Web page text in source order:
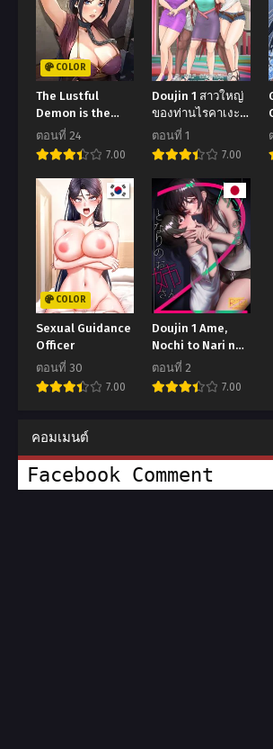
COLOR
The Lustful
Demon is the
King of Demons
ตอนที่ 24
7.00
Doujin 1 สาวใหญ่
ของท่านไรคาเงะ
MILF Complex
(Naruto)
[RaikageArt
Sichan]
ตอนที่ 1
7.00
COLOR
Sexual Guidance
Officer
ตอนที่ 30
7.00
Doujin 1 Ame,
Nochi to Nari no
Onee-san
ตอนที่ 2
7.00
คอมเมนต์
Facebook Comment